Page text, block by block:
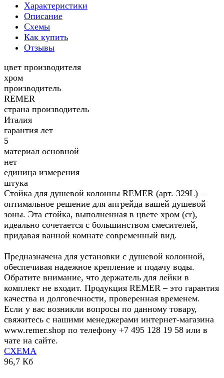
Характеристики
Описание
Схемы
Как купить
Отзывы
цвет производителя
хром
производитель
REMER
страна производитель
Италия
гарантия лет
5
материал основной
нет
единица измерения
штука
Стойка для душевой колонны REMER (арт. 329L) –
оптимальное решение для апгрейда вашей душевой
зоны. Эта стойка, выполненная в цвете хром (cr),
идеально сочетается с большинством смесителей,
придавая ванной комнате современный вид.
Предназначена для установки с душевой колонной,
обеспечивая надежное крепление и подачу воды.
Обратите внимание, что держатель для лейки в
комплект не входит. Продукция REMER – это гарантия
качества и долговечности, проверенная временем.
Если у вас возникли вопросы по данному товару,
свяжитесь с нашими менеджерами интернет-магазина
www.remer.shop по телефону +7 495 128 19 58 или в
чате на сайте.
СХЕМА
96,7 Кб